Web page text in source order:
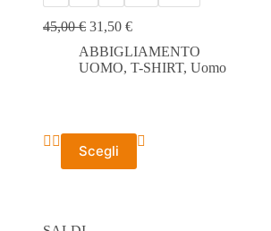
45,00€ 31,50€
ABBIGLIAMENTO
UOMO,T-SHIRT,Uomo
Scegli
Questo
prodotto